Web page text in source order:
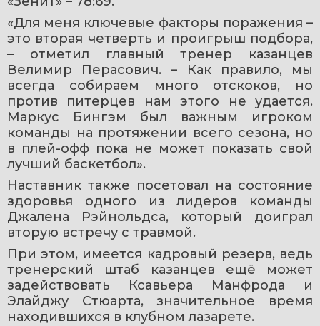
«Для меня ключевые факторы поражения –
это вторая четверть и проигрыш подбора,
– отметил главный тренер казанцев
Велимир Перасович. – Как правило, мы
всегда собираем много отскоков, но
против питерцев нам этого не удается.
Маркус Бингэм был важным игроком
команды на протяжении всего сезона, но
в плей-офф пока не может показать свой
лучший баскетбол».
Наставник также посетовал на состояние
здоровья одного из лидеров команды
Джалена Рэйнольдса, который доиграл
вторую встречу с травмой.
При этом, имеется кадровый резерв, ведь
тренерский штаб казанцев ещё может
задействовать Ксавьера Манфрода и
Элайджу Стюарта, значительное время
находившихся в клубном лазарете.